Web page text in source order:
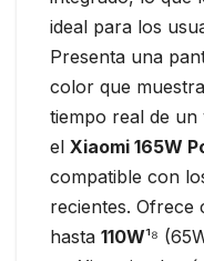
ideal para los
Presenta una
color que
tiempo real de un
el Xiaomi 165W
compatible con
recientes. Ofrece
hasta 110W¹⁸